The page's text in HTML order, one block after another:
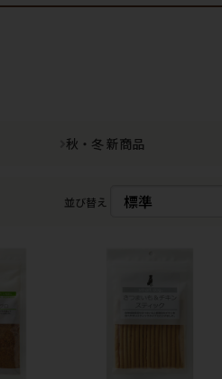
秋・冬 新商品
並び替え